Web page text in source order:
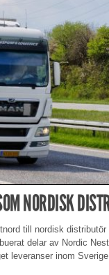
NORDISK
till nordisk
delar av Nordic
leveranser inom